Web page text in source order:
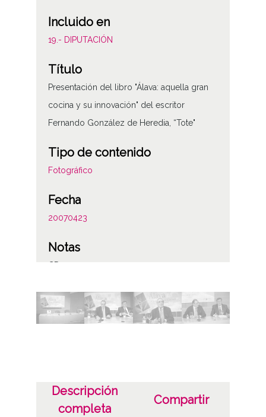
Incluido en
19.- DIPUTACIÓN
Título
Presentación del libro "Álava: aquella gran
cocina y su innovación" del escritor
Fernando González de Heredia, “Tote"
Tipo de contenido
Fotográfico
Fecha
20070423
Notas
CD-109
Licencia de las imágenes
CC BY-NC-SA 4.0
Descripción
completa
Compartir